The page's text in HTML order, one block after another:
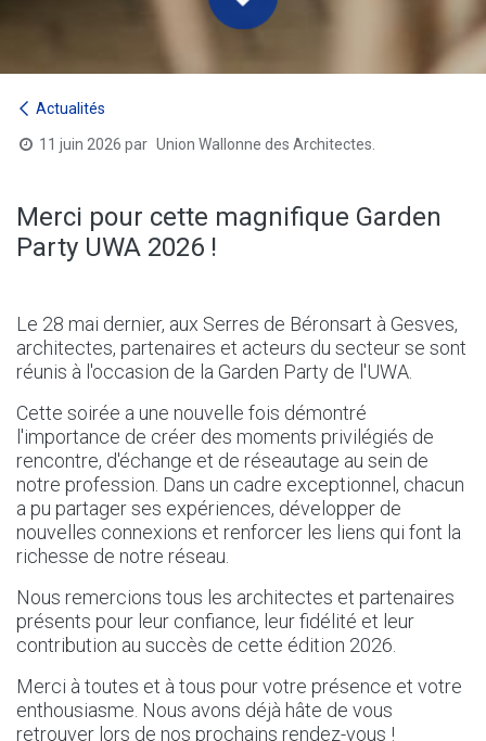
Actualités
11 juin 2026 par Union Wallonne des Architectes.
Merci pour cette magnifique Garden
Party UWA 2026 !
Le 28 mai dernier, aux Serres de Béronsart à Gesves,
architectes, partenaires et acteurs du secteur se sont
réunis à l'occasion de la Garden Party de l'UWA.
Cette soirée a une nouvelle fois démontré
l'importance de créer des moments privilégiés de
rencontre, d'échange et de réseautage au sein de
notre profession. Dans un cadre exceptionnel, chacun
a pu partager ses expériences, développer de
nouvelles connexions et renforcer les liens qui font la
richesse de notre réseau.
Nous remercions tous les architectes et partenaires
présents pour leur confiance, leur fidélité et leur
contribution au succès de cette édition 2026.
Merci à toutes et à tous pour votre présence et votre
enthousiasme. Nous avons déjà hâte de vous
retrouver lors de nos prochains rendez-vous !